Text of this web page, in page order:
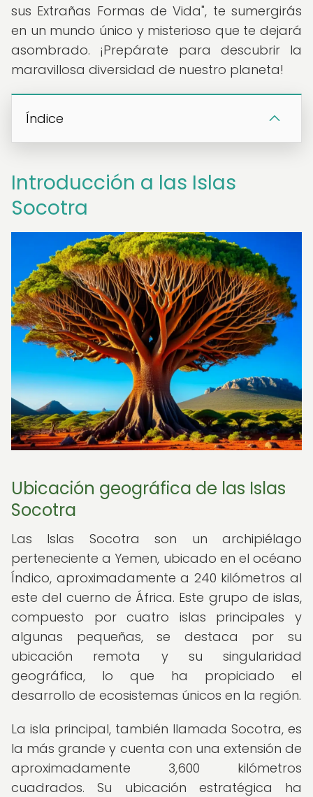
sus Extrañas Formas de Vida", te sumergirás
en un mundo único y misterioso que te dejará
asombrado. ¡Prepárate para descubrir la
maravillosa diversidad de nuestro planeta!
Índice
Introducción a las Islas
Socotra
Ubicación geográfica de las Islas
Socotra
Las Islas Socotra son un archipiélago
perteneciente a Yemen, ubicado en el océano
Índico, aproximadamente a 240 kilómetros al
este del cuerno de África. Este grupo de islas,
compuesto por cuatro islas principales y
algunas pequeñas, se destaca por su
ubicación remota y su singularidad
geográfica, lo que ha propiciado el
desarrollo de ecosistemas únicos en la región.
La isla principal, también llamada Socotra, es
la más grande y cuenta con una extensión de
aproximadamente 3,600 kilómetros
cuadrados. Su ubicación estratégica ha